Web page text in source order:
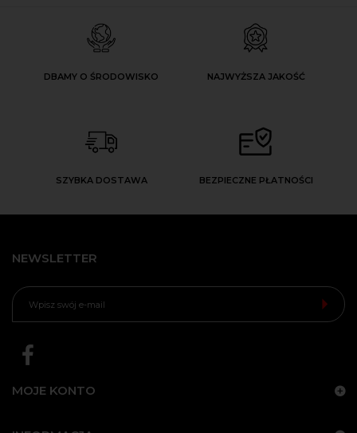
DBAMY O ŚRODOWISKO NAJWYŻSZA JAKOŚĆ
SZYBKA DOSTAWA BEZPIECZNE PŁATNOŚCI
NEWSLETTER
MOJE KONTO